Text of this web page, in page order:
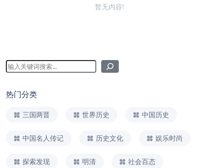
暂无内容!
热门分类
三国两晋 世界历史 中国历史
中国名人传记 历史文化 娱乐时尚
探索发现 明清 社会百态